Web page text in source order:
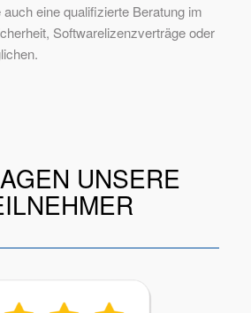
eine qualifizierte Beratung im
Softwarelizenzverträge oder
UNSERE